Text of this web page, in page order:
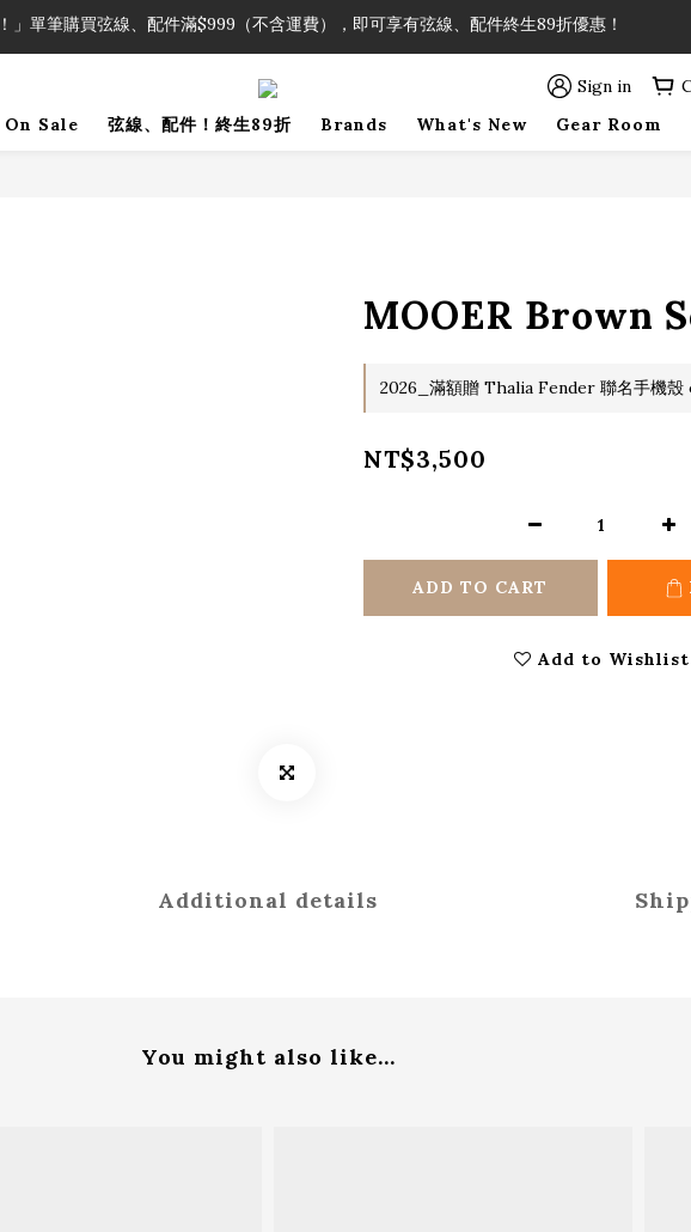
」單筆購買弦線、配件滿$999（不含運費），即可享有弦線、配件終生89折優惠！
加入會員即領2000元購物金。 加入購物車查看更多折扣！
Sign in
On Sale 弦線、配件！終生89折 Brands What's New Gear Room
MOOER Brown
2026_滿額贈 Thalia Fender 聯名手機
NT$3,500
ADD TO CART
Add to Wishlist
Additional details
You might also like...